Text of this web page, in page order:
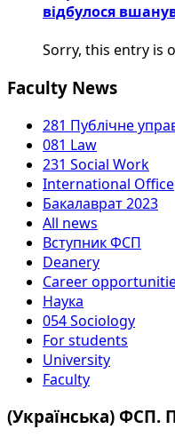
відбулося
Sorry, this entry is
Faculty News
281 Публічне
081 Law
231 Social Work
International Office
Бакалаврат 2023
All news
Вступник ФСП
Deanery
Career
Наука
054 Sociology
For students
University
Faculty
(Українська) ФСП.